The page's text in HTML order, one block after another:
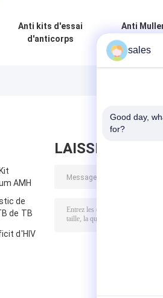
Anti kits d'essai
d'anticorps
Anti
essai Elisa
Kit
AMH
de
de TB
d'HIV
LAISSEZ UN
sales
Good day,
for?